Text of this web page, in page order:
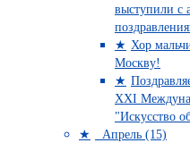
выступили с
Хор
Москву!
XXI
"Искусство
Апрель (15)